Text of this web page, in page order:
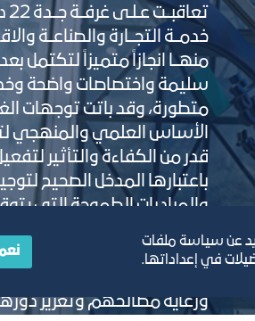
خدمــة التجــارة والصناعــة
منهــا انجازاً متميزاً
سليمة واختصاصات واضحة
متطورة، وقد باتت توجهات
الأساس العلمي والمنهجي
قدر من الكفاءة والتأثير
باعتبارها المدخل الصحيح
والمبادرات الطموحة التي
الغرفة، وتعتبر المحرك
في أدائها وعلاقتها
ورعاية مصالحهم وتعزيز
عن سياسة ملفات
في إعداداتها.